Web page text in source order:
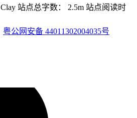
Clay 站点总字数： 2.5m 站点阅读时
粤公网安备 44011302004035号